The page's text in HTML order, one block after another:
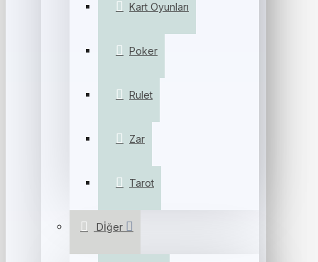
Kart Oyunları
Poker
Rulet
Zar
Tarot
Dİğer